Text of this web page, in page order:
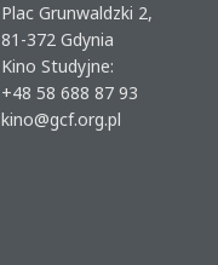
Plac Grunwaldzki 2,
81-372 Gdynia
Kino Studyjne:
+48 58 688 87 93
kino@gcf.org.pl